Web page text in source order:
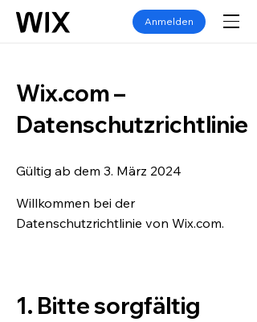
Anmelden
Wix.com –
Datenschutzrichtlinie
Gültig ab dem 3. März 2024
Willkommen bei der
Datenschutzrichtlinie von Wix.com.
1. Bitte sorgfältig